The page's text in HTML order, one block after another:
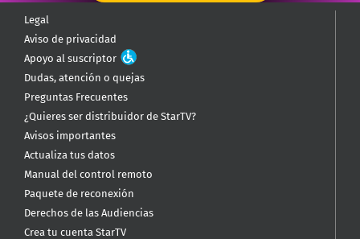
Legal
Aviso de privacidad
Apoyo al suscriptor
Dudas, atención o quejas
Preguntas Frecuentes
¿Quieres ser distribuidor de StarTV?
Avisos importantes
Actualiza tus datos
Manual del control remoto
Paquete de reconexión
Derechos de las Audiencias
Crea tu cuenta StarTV